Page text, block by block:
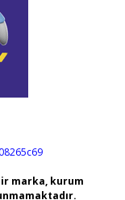
marka, kurum